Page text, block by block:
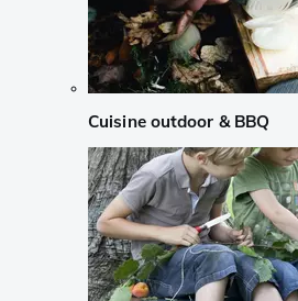
Cuisine outdoor & BBQ